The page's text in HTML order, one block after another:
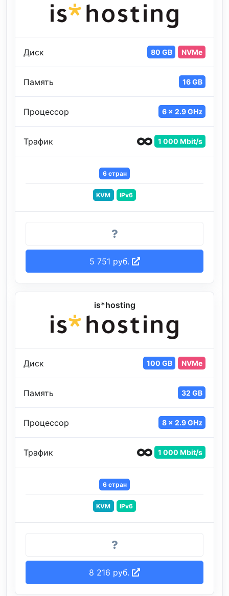
Диск 80 GB NVMe
Память 16 GB
Процессор 6 x 2.9 GHz
Трафик 1 000 Mbit/s
6 стран
KVM IPv6
5 751 руб.
is*hosting
Диск 100 GB NVMe
Память 32 GB
Процессор 8 x 2.9 GHz
Трафик 1 000 Mbit/s
6 стран
KVM IPv6
8 216 руб.